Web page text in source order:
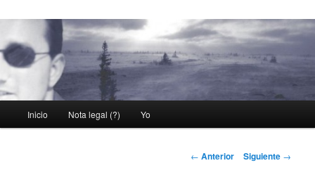
Inicio Nota legal (?) Yo
Navegación
← Anterior Siguiente →